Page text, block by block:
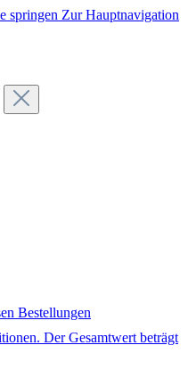
springen Zur Hauptnavigation
Bestellungen
Der Gesamtwert beträgt